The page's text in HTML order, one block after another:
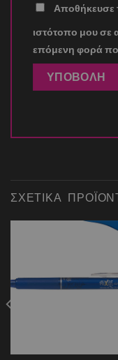
Αποθήκευσε
ιστότοπο μου σε
επόμενη φορά
ΣΧΕΤΙΚΆ